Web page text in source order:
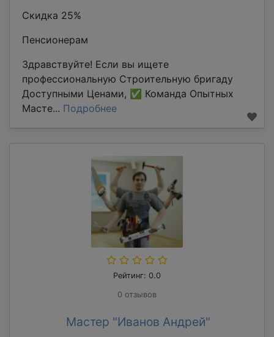
Скидка 25%
Пенсионерам
Здравствуйте! Если вы ищете
профессиональную Строительную бригаду
Доступными Ценами, ✅ Команда Опытных
Масте... Подробнее
Рейтинг: 0.0
0 отзывов
Мастер "Иванов Андрей"